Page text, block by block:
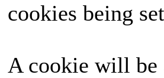
cookies being
A cookie will be